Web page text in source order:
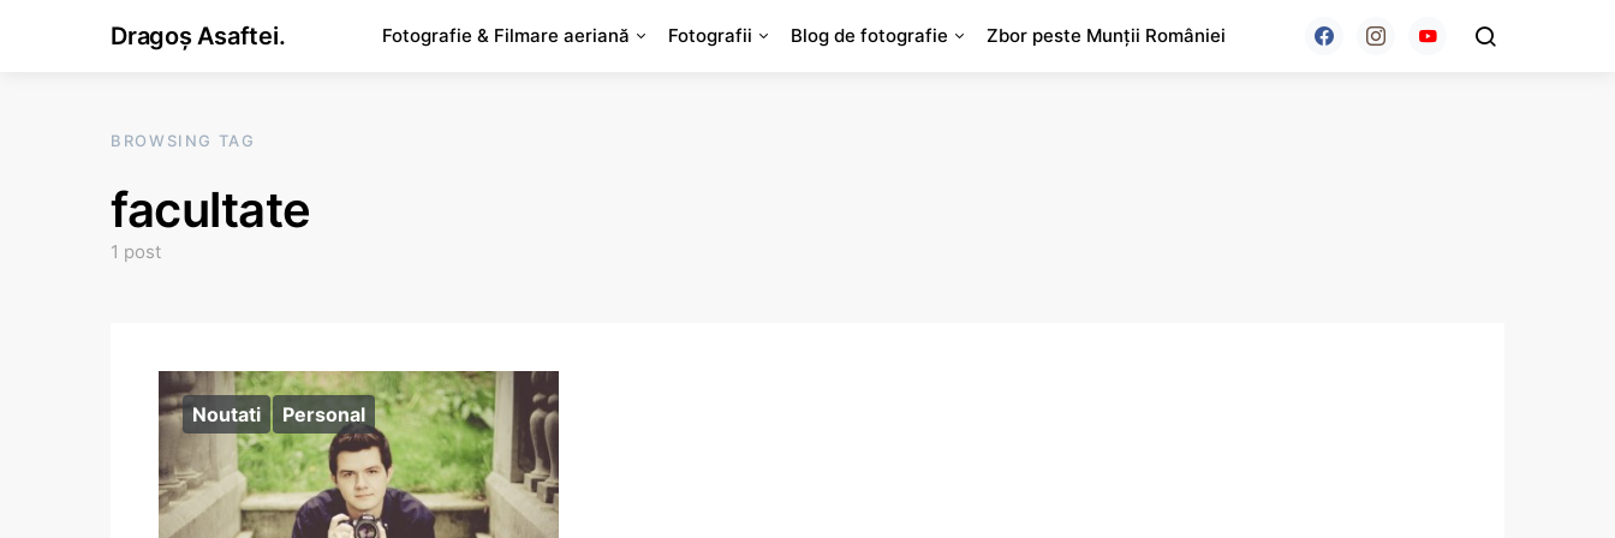
Dragoș Asaftei. Fotografie & Filmare aeriană Fotografii Blog de fotografie Zbor peste Munții României
BROWSING TAG
facultate
1 post
Noutati Personal